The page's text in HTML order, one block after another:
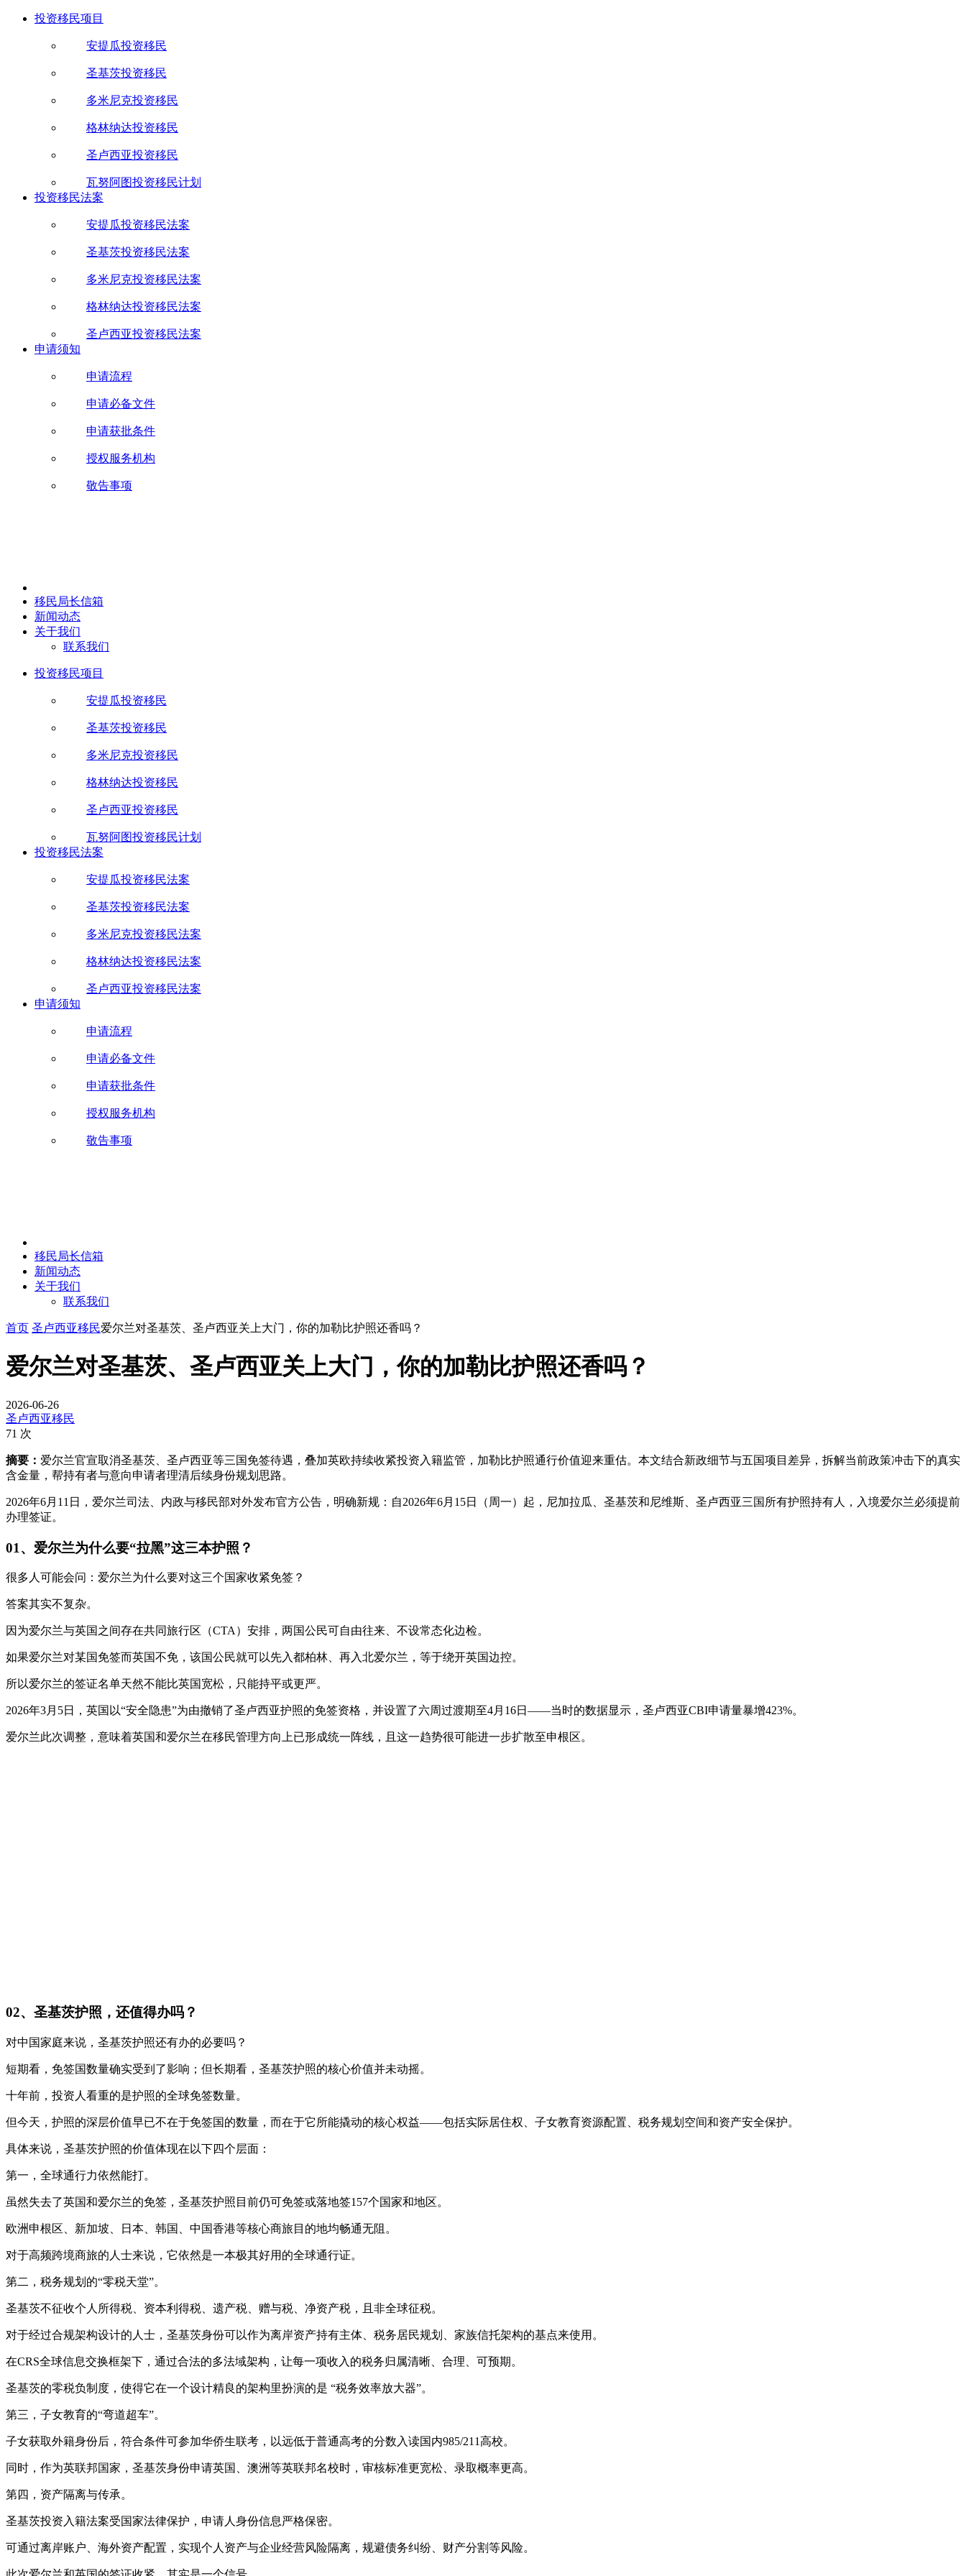
投资移民项目
安提瓜投资移民
圣基茨投资移民
多米尼克投资移民
格林纳达投资移民
圣卢西亚投资移民
瓦努阿图投资移民计划
投资移民法案
安提瓜投资移民法案
圣基茨投资移民法案
多米尼克投资移民法案
格林纳达投资移民法案
圣卢西亚投资移民法案
申请须知
申请流程
申请必备文件
申请获批条件
授权服务机构
敬告事项
移民局长信箱
新闻动态
关于我们
联系我们
投资移民项目
安提瓜投资移民
圣基茨投资移民
多米尼克投资移民
格林纳达投资移民
圣卢西亚投资移民
瓦努阿图投资移民计划
投资移民法案
安提瓜投资移民法案
圣基茨投资移民法案
多米尼克投资移民法案
格林纳达投资移民法案
圣卢西亚投资移民法案
申请须知
申请流程
申请必备文件
申请获批条件
授权服务机构
敬告事项
移民局长信箱
新闻动态
关于我们
联系我们
首页 圣卢西亚移民爱尔兰对圣基茨、圣卢西亚关上大门，你的加勒比护照还香吗？
爱尔兰对圣基茨、圣卢西亚关上大门，你的加勒比护照还香吗？
2026-06-26
圣卢西亚移民
71 次
摘要： 爱尔兰官宣取消圣基茨、圣卢西亚等三国免签待遇，叠加英欧持续收紧投资入籍监管，加勒比护照通行价值迎来重估。本文结合新政细节与五国项目差异，拆解当前政策冲击下的真实
含金量，帮持有者与意向申请者理清后续身份规划思路。
2026年6月11日，爱尔兰司法、内政与移民部对外发布官方公告，明确新规：自2026年6月15日（周一）起，尼加拉瓜、圣基茨和尼维斯、圣卢西亚三国所有护照持有人，入境爱尔兰必须提前
办理签证。
01、爱尔兰为什么要“拉黑”这三本护照？
很多人可能会问：爱尔兰为什么要对这三个国家收紧免签？
答案其实不复杂。
因为爱尔兰与英国之间存在共同旅行区（CTA）安排，两国公民可自由往来、不设常态化边检。
如果爱尔兰对某国免签而英国不免，该国公民就可以先入都柏林、再入北爱尔兰，等于绕开英国边控。
所以爱尔兰的签证名单天然不能比英国宽松，只能持平或更严。
2026年3月5日，英国以“安全隐患”为由撤销了圣卢西亚护照的免签资格，并设置了六周过渡期至4月16日——当时的数据显示，圣卢西亚CBI申请量暴增423%。
爱尔兰此次调整，意味着英国和爱尔兰在移民管理方向上已形成统一阵线，且这一趋势很可能进一步扩散至申根区。
02、圣基茨护照，还值得办吗？
对中国家庭来说，圣基茨护照还有办的必要吗？
短期看，免签国数量确实受到了影响；但长期看，圣基茨护照的核心价值并未动摇。
十年前，投资人看重的是护照的全球免签数量。
但今天，护照的深层价值早已不在于免签国的数量，而在于它所能撬动的核心权益——包括实际居住权、子女教育资源配置、税务规划空间和资产安全保护。
具体来说，圣基茨护照的价值体现在以下四个层面：
第一，全球通行力依然能打。
虽然失去了英国和爱尔兰的免签，圣基茨护照目前仍可免签或落地签157个国家和地区。
欧洲申根区、新加坡、日本、韩国、中国香港等核心商旅目的地均畅通无阻。
对于高频跨境商旅的人士来说，它依然是一本极其好用的全球通行证。
第二，税务规划的“零税天堂”。
圣基茨不征收个人所得税、资本利得税、遗产税、赠与税、净资产税，且非全球征税。
对于经过合规架构设计的人士，圣基茨身份可以作为离岸资产持有主体、税务居民规划、家族信托架构的基点来使用。
在CRS全球信息交换框架下，通过合法的多法域架构，让每一项收入的税务归属清晰、合理、可预期。
圣基茨的零税负制度，使得它在一个设计精良的架构里扮演的是 “税务效率放大器”。
第三，子女教育的“弯道超车”。
子女获取外籍身份后，符合条件可参加华侨生联考，以远低于普通高考的分数入读国内985/211高校。
同时，作为英联邦国家，圣基茨身份申请英国、澳洲等英联邦名校时，审核标准更宽松、录取概率更高。
第四，资产隔离与传承。
圣基茨投资入籍法案受国家法律保护，申请人身份信息严格保密。
可通过离岸账户、海外资产配置，实现个人资产与企业经营风险隔离，规避债务纠纷、财产分割等风险。